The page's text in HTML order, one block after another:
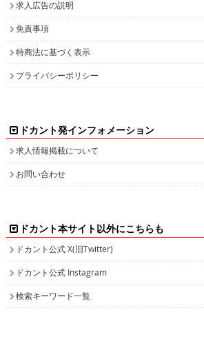
求人広告の説明
免責事項
特商法に基づく表示
プライバシーポリシー
ドカント発インフォメーション
求人情報掲載について
お問い合わせ
ドカント本サイト以外にこちらも
ドカント公式 X(旧Twitter)
ドカント公式 Instagram
検索キーワード一覧